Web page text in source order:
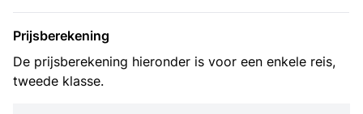
Prijsberekening
De prijsberekening hieronder is voor een enkele reis,
tweede klasse.